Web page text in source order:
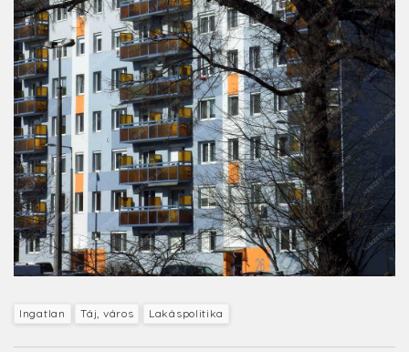
Ingatlan Táj, város Lakáspolitika